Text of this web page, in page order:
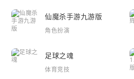
仙魔杀手游九游版
角色扮演
足球之魂
体育竞技